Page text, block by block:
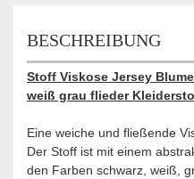
BESCHREIBUNG
Stoff Viskose Jersey
weiß grau flieder
Eine weiche und fließende
Der Stoff ist mit einem
den Farben schwarz, weiß,